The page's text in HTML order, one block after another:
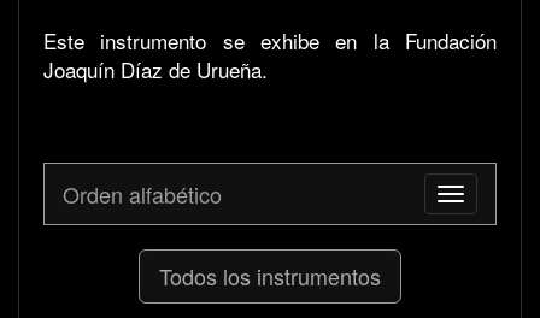
Este instrumento se exhibe en la Fundación
Joaquín Díaz de Urueña.
Toggle
navigation
Orden alfabético
Todos los instrumentos